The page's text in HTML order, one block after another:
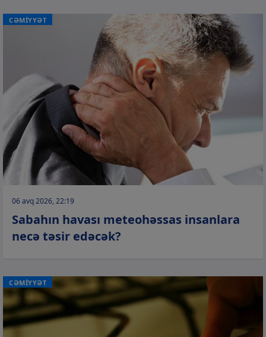
CƏMİYYƏT
06 avq 2026, 22:19
Sabahın havası meteohəssas insanlara
necə təsir edəcək?
CƏMİYYƏT